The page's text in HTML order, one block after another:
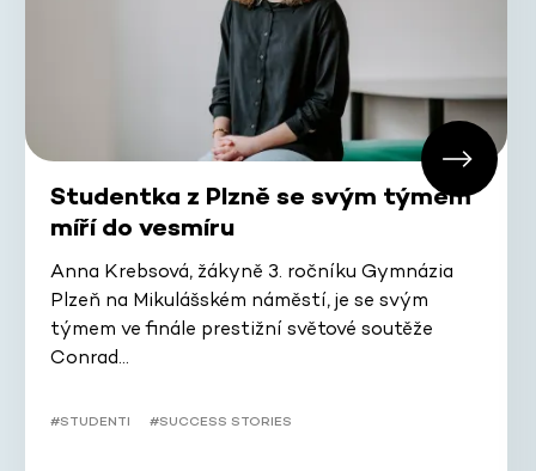
Studentka z Plzně se svým týmem
míří do vesmíru
Anna Krebsová, žákyně 3. ročníku Gymnázia
Plzeň na Mikulášském náměstí, je se svým
týmem ve finále prestižní světové soutěže
Conrad…
#STUDENTI #SUCCESS STORIES